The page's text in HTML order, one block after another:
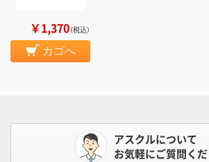
￥1,370（税込）
カゴへ
アスクルについて
お気軽にご質問くだ